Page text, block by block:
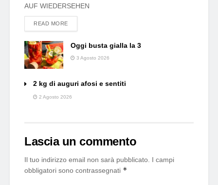
AUF WIEDERSEHEN
READ MOREDETAILS
Oggi busta gialla la 3
3 Agosto 2026
2 kg di auguri afosi e sentiti
2 Agosto 2026
Lascia un commento
Il tuo indirizzo email non sarà pubblicato. I campi
obbligatori sono contrassegnati *